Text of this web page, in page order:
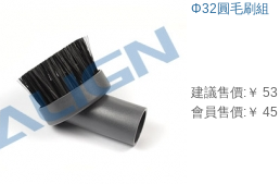
Φ32圓毛刷組
建議售價:￥ 53
會員售價:￥ 45